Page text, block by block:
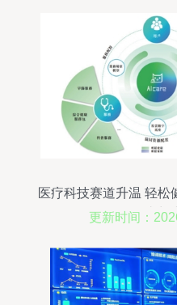
医疗科技赛道升温 轻松
据助力
更新时间：